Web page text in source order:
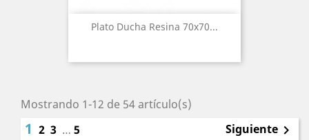
Plato Ducha Resina 70x70...
Mostrando 1-12 de 54 artículo(s)
1 2 3 … 5 Siguiente 